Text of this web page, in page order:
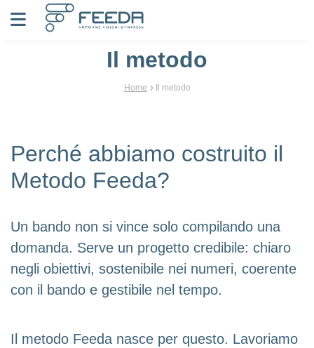
Vai al contenuto
Il metodo
Home Il metodo
Perché abbiamo costruito il
Metodo Feeda?
Un bando non si vince solo compilando una
domanda. Serve un progetto credibile: chiaro
negli obiettivi, sostenibile nei numeri, coerente
con il bando e gestibile nel tempo.
Il metodo Feeda nasce per questo. Lavoriamo